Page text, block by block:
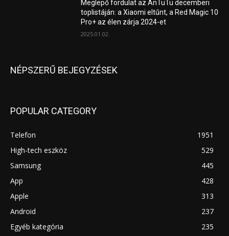
Meglepő fordulat az AnTuTu decemberi
toplistáján: a Xiaomi eltűnt, a Red Magic 10
Pro+ az élen zárja 2024-et
2025.01.02.
NÉPSZERŰ BEJEGYZÉSEK
POPULAR CATEGORY
Telefon
1951
High-tech eszköz
529
Samsung
445
App
428
Apple
313
Android
237
Egyéb kategória
235